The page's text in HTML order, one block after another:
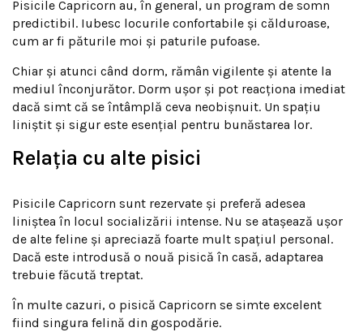
Pisicile Capricorn au, în general, un program de somn
predictibil. Iubesc locurile confortabile și călduroase,
cum ar fi păturile moi și paturile pufoase.
Chiar și atunci când dorm, rămân vigilente și atente la
mediul înconjurător. Dorm ușor și pot reacționa imediat
dacă simt că se întâmplă ceva neobișnuit. Un spațiu
liniștit și sigur este esențial pentru bunăstarea lor.
Relația cu alte pisici
Pisicile Capricorn sunt rezervate și preferă adesea
liniștea în locul socializării intense. Nu se atașează ușor
de alte feline și apreciază foarte mult spațiul personal.
Dacă este introdusă o nouă pisică în casă, adaptarea
trebuie făcută treptat.
În multe cazuri, o pisică Capricorn se simte excelent
fiind singura felină din gospodărie.